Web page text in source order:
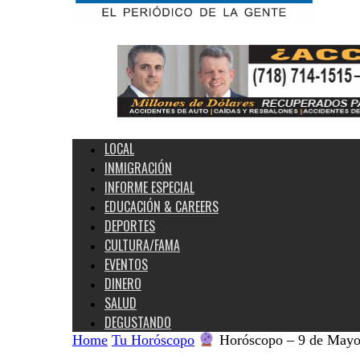
Estados
LOCAL
INMIGRACIÓN
INFORME ESPECIAL
EDUCACIÓN & CAREERS
DEPORTES
CULTURA/FAMA
EVENTOS
DINERO
SALUD
DEGUSTANDO
Home Tu Horóscopo Horóscopo – 9 de Mayo